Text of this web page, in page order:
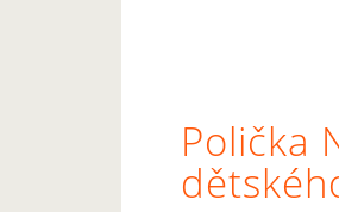
Polička